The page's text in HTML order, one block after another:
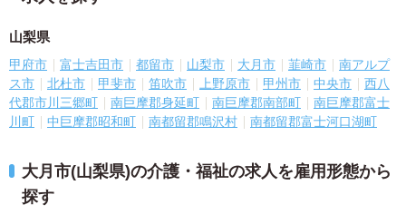
山梨県
甲府市 富士吉田市 都留市 山梨市 大月市 韮崎市
南アルプ
ス市
北杜市 甲斐市 笛吹市 上野原市 甲州市 中央市
西八
代郡市川三郷町
南巨摩郡身延町 南巨摩郡南部町
南巨摩郡富士
川町
中巨摩郡昭和町 南都留郡鳴沢村 南都留郡富士河口湖町
大月市(山梨県)の介護・福祉の求人を雇用形態から
探す